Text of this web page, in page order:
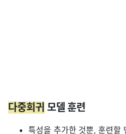
다중회귀 모델 훈련
특성을 추가한 것뿐, 훈련할